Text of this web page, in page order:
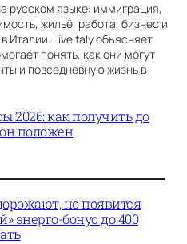
русском языке: иммиграция,
жильё, работа, бизнес и
Италии. LiveItaly объясняет
понять, как они могут
и повседневную жизнь в
2026: как получить до
положен
но появится
энерго-бонус до 400